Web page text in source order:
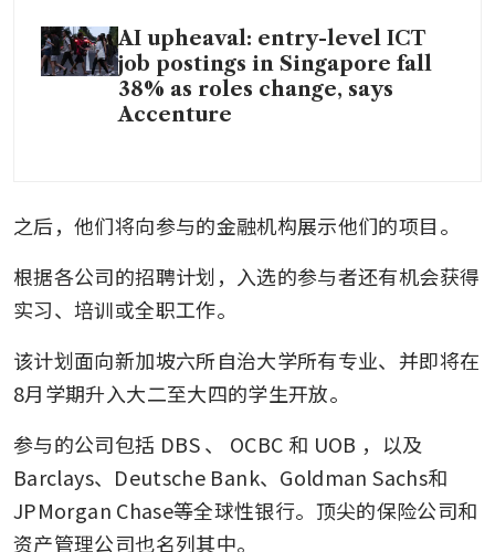
AI upheaval: entry-level ICT
job postings in Singapore fall
38% as roles change, says
Accenture
之后，他们将向参与的金融机构展示他们的项目。
根据各公司的招聘计划，入选的参与者还有机会获得
实习、培训或全职工作。
该计划面向新加坡六所自治大学所有专业、并即将在
8月学期升入大二至大四的学生开放。
参与的公司包括 DBS、 OCBC 和 UOB ，以及
Barclays、Deutsche Bank、Goldman Sachs和
JPMorgan Chase等全球性银行。顶尖的保险公司和
资产管理公司也名列其中。